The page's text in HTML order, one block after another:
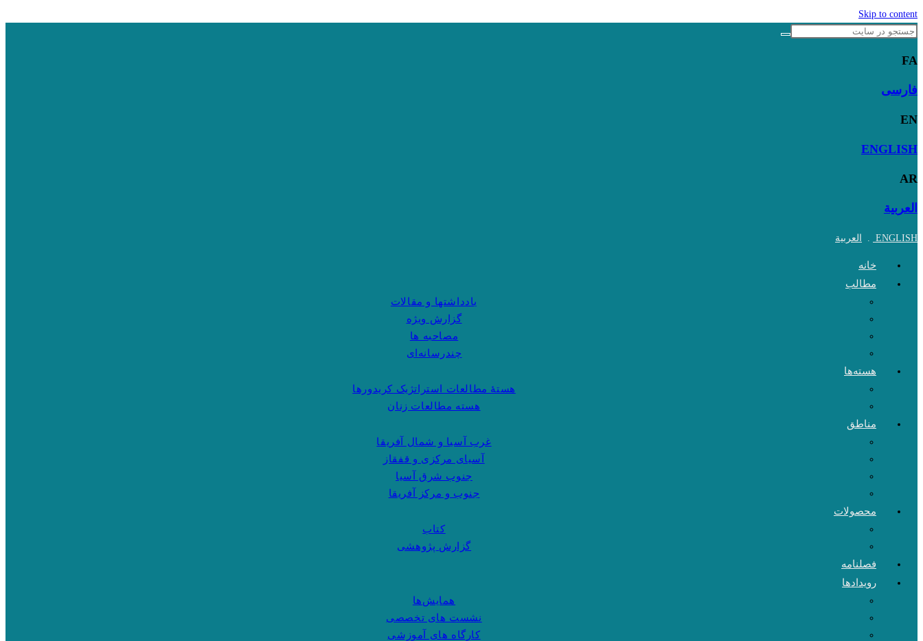
Skip to content
FA
فارسی
EN
ENGLISH
AR
العربية
ENGLISH
. العربية
خانه
مطالب
یادداشتها و مقالات
گزارش ویژه
مصاحبه ها
چندرسانه‌ای
هسته‌ها
هستهٔ مطالعات استراتژیک کریدورها
هسته مطالعات زنان
مناطق
غرب آسیا و شمال آفریقا
آسیای مرکزی و قفقاز
جنوب شرق آسیا
جنوب و مرکز آفریقا
محصولات
کتاب
گزارش پژوهشی
فصلنامه
رویدادها
همایش‌ها
نشست های تخصصی
کارگاه های آموزشی